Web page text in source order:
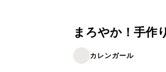
まろやか！手作
カレンガール